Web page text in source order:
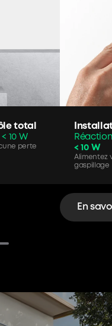
total
10 W
perte
< 10 W
Alimentez
gaspillage
En